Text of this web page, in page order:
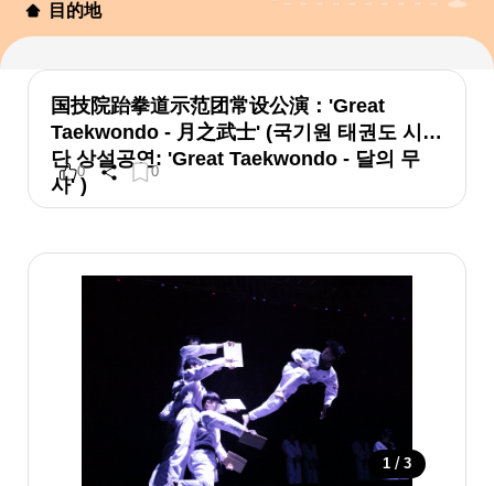
目的地
国技院跆拳道示范团常设公演：'Great
Taekwondo - 月之武士' (국기원 태권도 시범
단 상설공연: 'Great Taekwondo - 달의 무
사' )
0 0
1 / 3